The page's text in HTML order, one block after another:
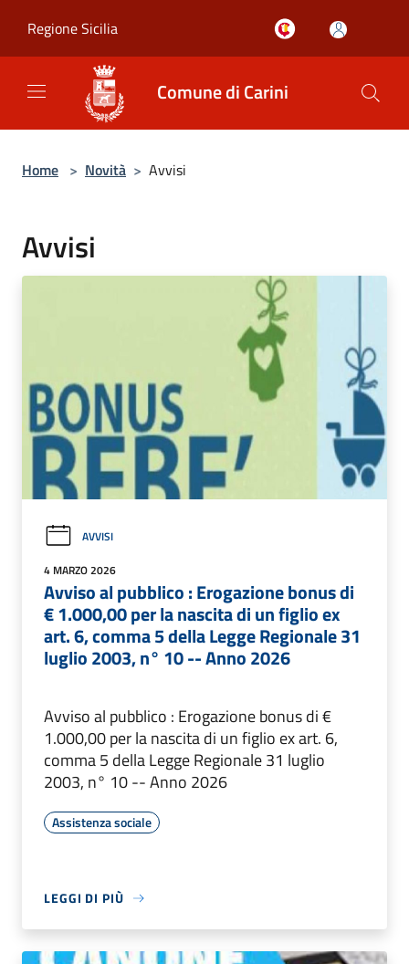
Regione Sicilia
Comune di Carini
Home > Novità > Avvisi
Avvisi
AVVISI
4 MARZO 2026
Avviso al pubblico : Erogazione bonus di
€ 1.000,00 per la nascita di un figlio ex
art. 6, comma 5 della Legge Regionale 31
luglio 2003, n° 10 -- Anno 2026
Avviso al pubblico : Erogazione bonus di €
1.000,00 per la nascita di un figlio ex art. 6,
comma 5 della Legge Regionale 31 luglio
2003, n° 10 -- Anno 2026
Assistenza sociale
LEGGI DI PIÙ